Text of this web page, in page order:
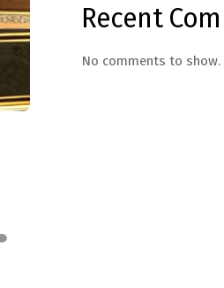
Recent
No comments to show.